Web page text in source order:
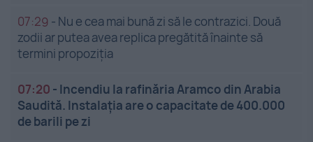
07:29 - Nu e cea mai bună zi să le contrazici. Două
zodii ar putea avea replica pregătită înainte să
termini propoziția
07:20 - Incendiu la rafinăria Aramco din Arabia
Saudită. Instalația are o capacitate de 400.000
de barili pe zi